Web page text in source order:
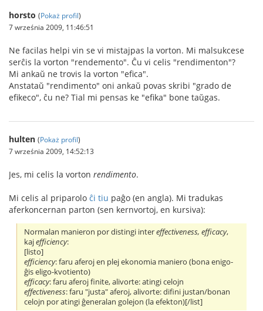
horsto (Pokaż profil)
7 września 2009, 11:46:51
Ne facilas helpi vin se vi mistajpas la vorton. Mi malsukcese
serĉis la vorton "rendemento". Ĉu vi celis "rendimenton"?
Mi ankaŭ ne trovis la vorton "efica".
Anstataŭ "rendimento" oni ankaŭ povas skribi "grado de
efikeco", ĉu ne? Tial mi pensas ke "efika" bone taŭgas.
hulten (Pokaż profil)
7 września 2009, 14:52:13
Jes, mi celis la vorton rendimento.
Mi celis al priparolo ĉi tiu paĝo (en angla). Mi tradukas
aferkoncernan parton (sen kernvortoj, en kursiva):
Normalan manieron por distingi intereffectiveness, efficacy,
kajefficiency:
[listo]
efficiency: faru aferoj en plej ekonomia maniero (bona enigo-
ĝis eligo-kvotiento)
efficacy: faru aferoj finite, alivorte: atingi celojn
effectiveness: faru "justa" aferoj, alivorte: difini justan/bonan
celojn por atingi ĝeneralan golejon (la efekton)[/list]